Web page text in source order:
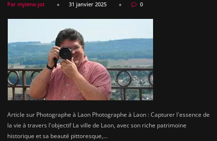
Par mylene-jot 31 janvier 2025 0
Article sur Photographe à Laon Photographe à Laon : Capturer l'essence de
la vie à travers l'objectif La ville de Laon, avec son riche patrimoine
historique et sa beauté pittoresque,…